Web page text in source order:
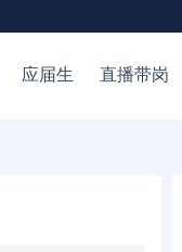
应届生 直播带岗